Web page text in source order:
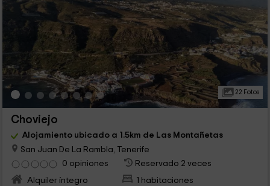
22 Fotos
Choviejo
Alojamiento ubicado a 1.5km de Las Montañetas
San Juan De La Rambla, Tenerife
0 opiniones
Reservado 2 veces
Alquiler íntegro
1 habitaciones